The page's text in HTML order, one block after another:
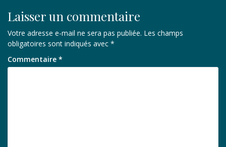
Laisser un commentaire
Votre adresse e-mail ne sera pas publiée. Les champs
obligatoires sont indiqués avec *
Commentaire *